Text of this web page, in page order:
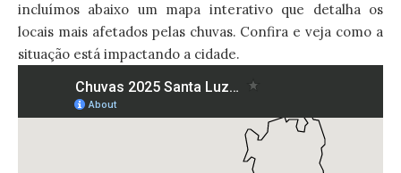
incluímos abaixo um mapa interativo que detalha os
locais mais afetados pelas chuvas. Confira e veja como a
situação está impactando a cidade.